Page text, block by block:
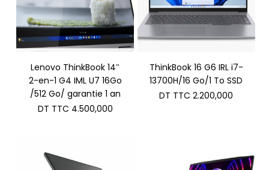
Lenovo ThinkBook 14″
2-en-1 G4 IML U7 16Go
/512 Go/ garantie 1 an
DT TTC 4.500,000
ThinkBook 16 G6 IRL i7-
13700H/16 Go/1 To SSD
DT TTC 2.200,000